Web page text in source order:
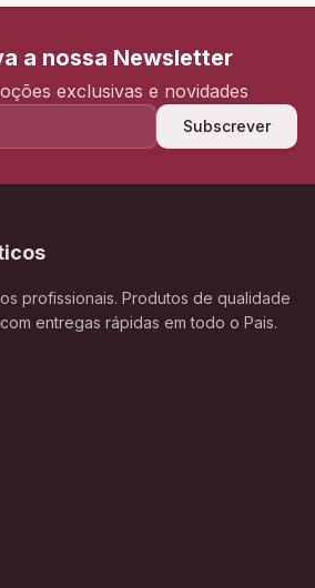
a nossa Newsletter
exclusivas e novidades
Subscrever
profissionais. Produtos de qualidade
entregas rápidas em todo o Pais.